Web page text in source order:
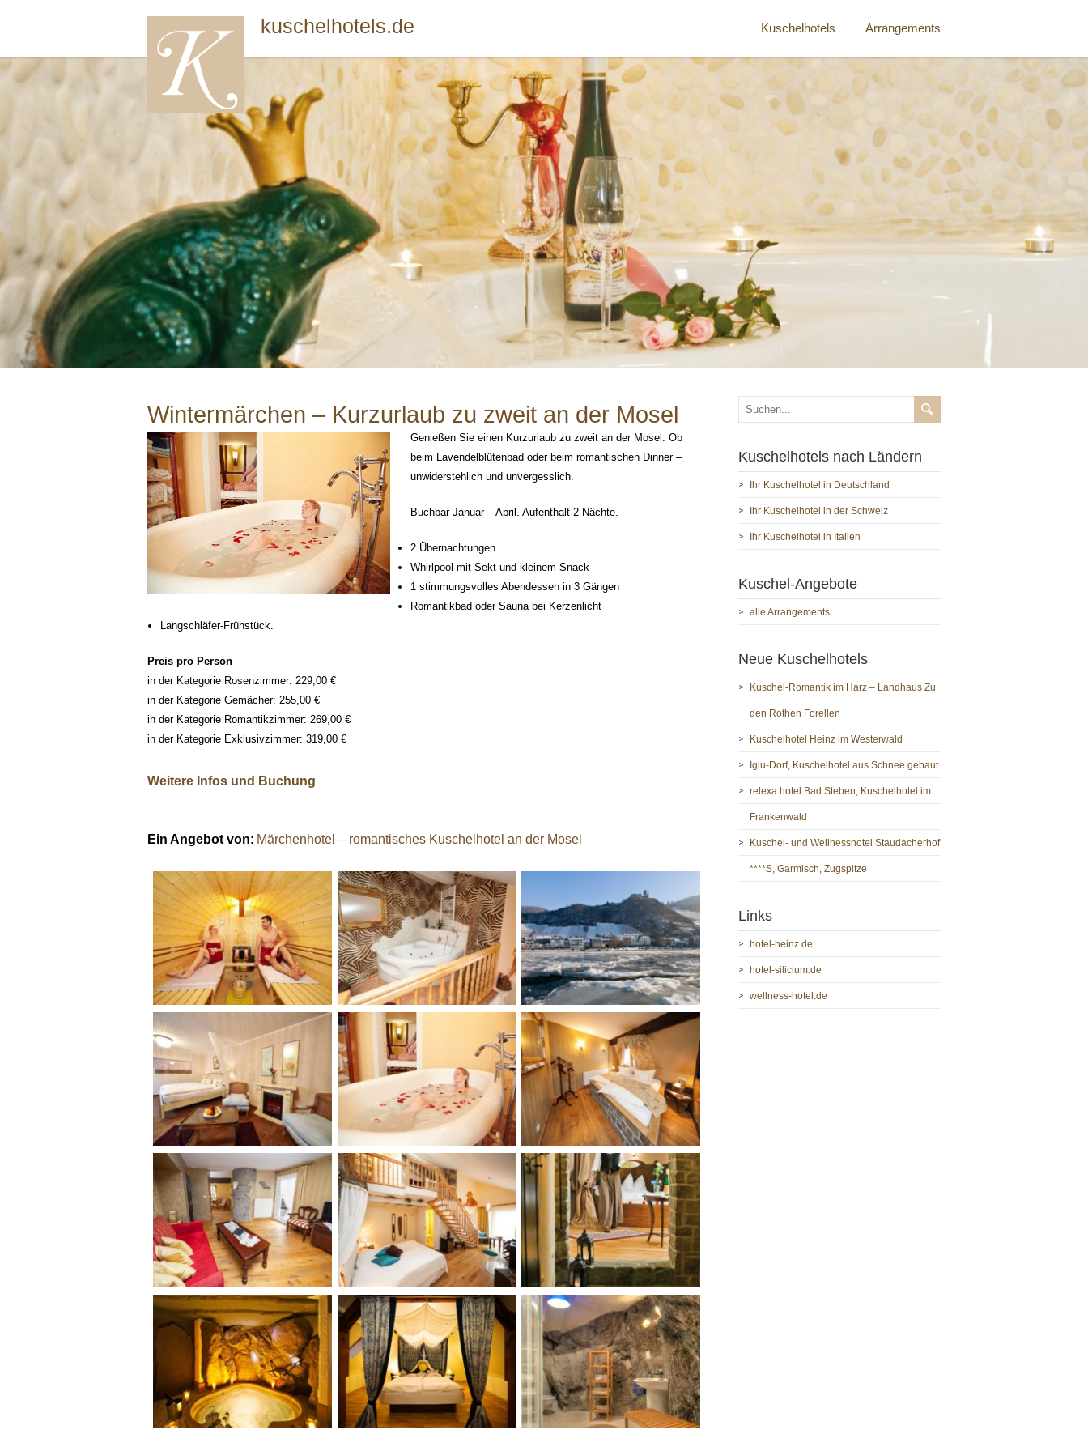
kuschelhotels.de Kuschelhotels Arrangements
Wintermärchen – Kurzurlaub zu zweit an der Mosel
Genießen Sie einen Kurzurlaub zu zweit an der Mosel. Ob
beim Lavendelblütenbad oder beim romantischen Dinner –
unwiderstehlich und unvergesslich.
Buchbar Januar – April. Aufenthalt 2 Nächte.
2 Übernachtungen
Whirlpool mit Sekt und kleinem Snack
1 stimmungsvolles Abendessen in 3 Gängen
Romantikbad oder Sauna bei Kerzenlicht
Langschläfer-Frühstück.
Preis pro Person
in der Kategorie Rosenzimmer: 229,00 €
in der Kategorie Gemächer: 255,00 €
in der Kategorie Romantikzimmer: 269,00 €
in der Kategorie Exklusivzimmer: 319,00 €
Weitere Infos und Buchung
Ein Angebot von: Märchenhotel – romantisches Kuschelhotel an der Mosel
Kuschelhotels nach Ländern
Ihr Kuschelhotel in Deutschland
Ihr Kuschelhotel in der Schweiz
Ihr Kuschelhotel in Italien
Kuschel-Angebote
alle Arrangements
Neue Kuschelhotels
Kuschel-Romantik im Harz – Landhaus Zu
den Rothen Forellen
Kuschelhotel Heinz im Westerwald
Iglu-Dorf, Kuschelhotel aus Schnee gebaut
relexa hotel Bad Steben, Kuschelhotel im
Frankenwald
Kuschel- und Wellnesshotel Staudacherhof
****S, Garmisch, Zugspitze
Links
hotel-heinz.de
hotel-silicium.de
wellness-hotel.de